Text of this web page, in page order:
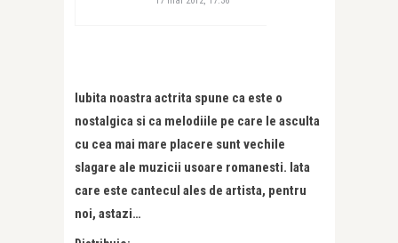
Iubita noastra actrita spune ca este o
nostalgica si ca melodiile pe care le asculta
cu cea mai mare placere sunt vechile
slagare ale muzicii usoare romanesti. Iata
care este cantecul ales de artista, pentru
noi, astazi…